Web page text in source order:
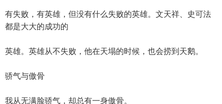
有失败，有英雄，但没有什么失败的英雄。文天祥、史可法
都是大大的成功的
英雄。英雄从不失败，他在天塌的时候，也会捞到天鹅。
骄气与傲骨
我从无满脸骄气，却总有一身傲骨。